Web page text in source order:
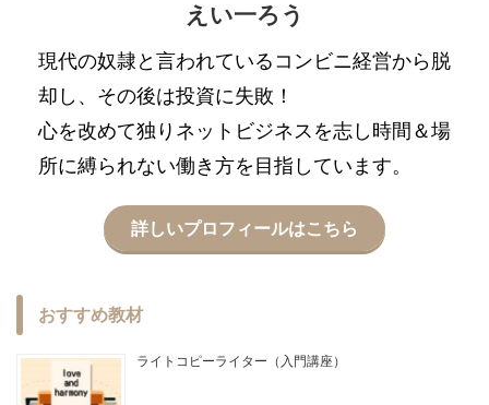
えい一ろう
現代の奴隷と言われているコンビニ経営から脱
却し、その後は投資に失敗！
心を改めて独りネットビジネスを志し時間＆場
所に縛られない働き方を目指しています。
詳しいプロフィールはこちら
おすすめ教材
ライトコピーライター（入門講座）